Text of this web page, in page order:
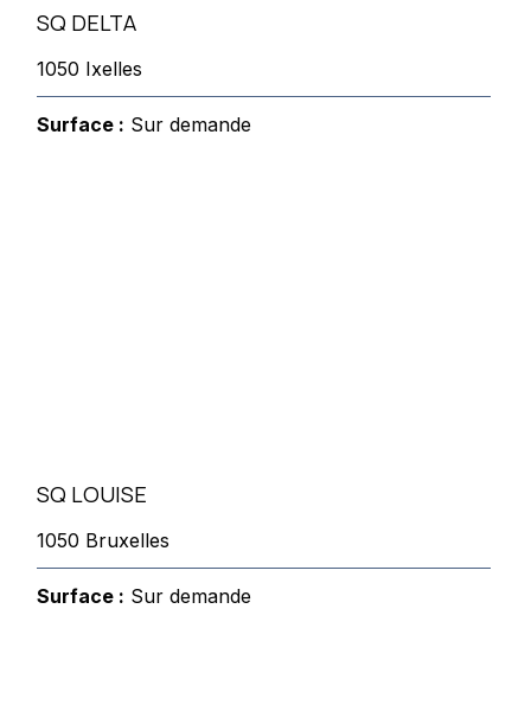
SQ DELTA
1050 Ixelles
Surface : Sur demande
SQ LOUISE
1050 Bruxelles
Surface : Sur demande